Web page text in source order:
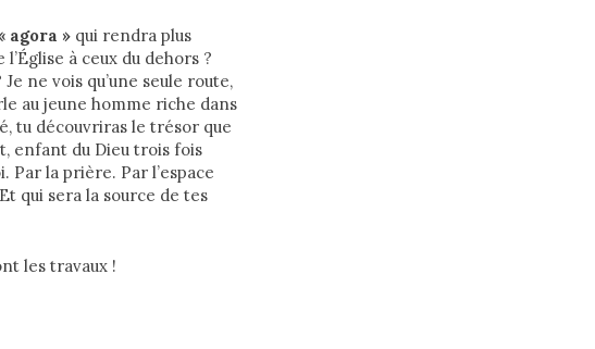
agora » qui rendra plus
à ceux du dehors ?
ne vois qu’une seule route,
au jeune homme riche dans
tu découvriras le trésor que
enfant du Dieu trois fois
Par la prière. Par l’espace
qui sera la source de tes
les travaux !